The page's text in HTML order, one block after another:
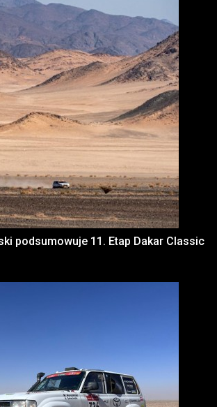
podsumowuje 11. Etap Dakar Classic